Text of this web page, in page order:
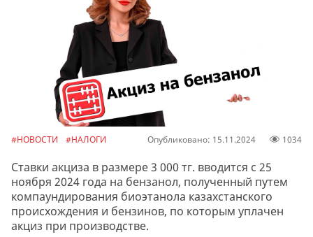
#НОВОСТИ #НАЛОГИ Опубликовано: 15.11.2024 1034
Ставки акциза в размере 3 000 тг. вводится с 25
ноября 2024 года на бензанол, полученный путем
компаундирования биоэтанола казахстанского
происхождения и бензинов, по которым уплачен
акциз при производстве.